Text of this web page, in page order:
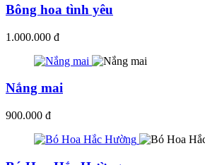
Bông hoa tình yêu
1.000.000 đ
Nắng mai
900.000 đ